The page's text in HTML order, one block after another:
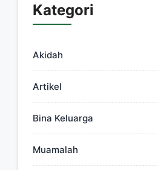
Kategori
Akidah
Artikel
Bina Keluarga
Muamalah